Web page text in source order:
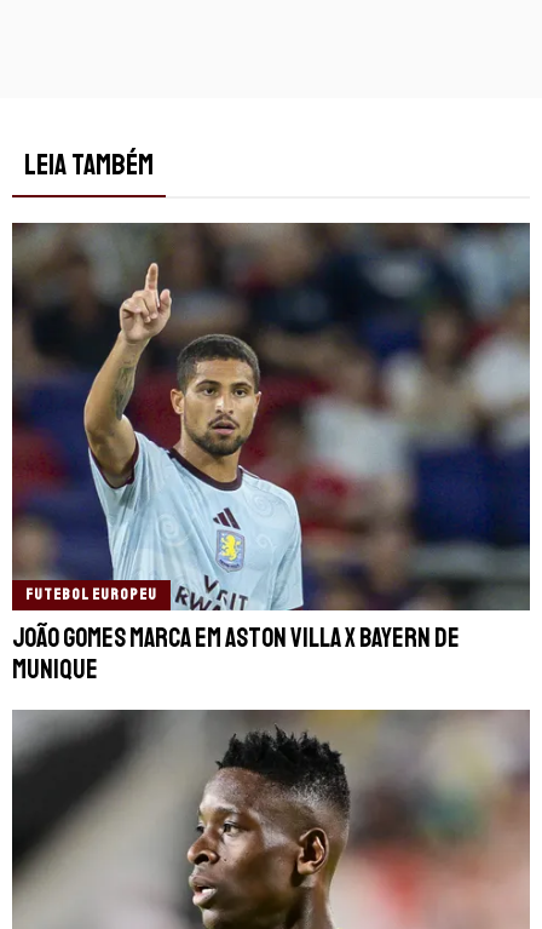
LEIA TAMBÉM
FUTEBOL EUROPEU
João Gomes marca em Aston Villa x Bayern de
Munique